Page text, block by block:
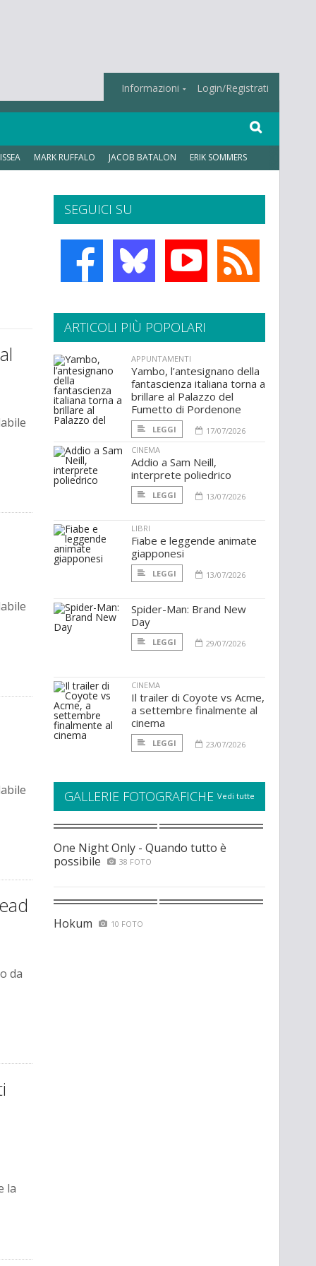
Informazioni Login/Registrati
MARK RUFFALO JACOB BATALON ERIK SOMMERS
da
la
SEGUICI SU
ARTICOLI PIÙ POPOLARI
APPUNTAMENTI
Yambo, l’antesignano della
fantascienza italiana torna a
brillare al Palazzo del
Fumetto di Pordenone
LEGGI
17/07/2026
CINEMA
Addio a Sam Neill,
interprete poliedrico
LEGGI 13/07/2026
LIBRI
Fiabe e leggende animate
giapponesi
LEGGI 13/07/2026
Spider-Man: Brand New
Day
LEGGI 29/07/2026
CINEMA
Il trailer di Coyote vs Acme,
a settembre finalmente al
cinema
LEGGI 23/07/2026
GALLERIE FOTOGRAFICHE Vedi tutte
One Night Only - Quando tutto è
possibile
38 FOTO
Hokum 10 FOTO